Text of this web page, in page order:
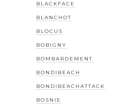
BLACKFACE
BLANCHOT
BLOCUS
BOBIGNY
BOMBARDEMENT
BONDIBEACH
BONDIBEACHATTACK
BOSNIE